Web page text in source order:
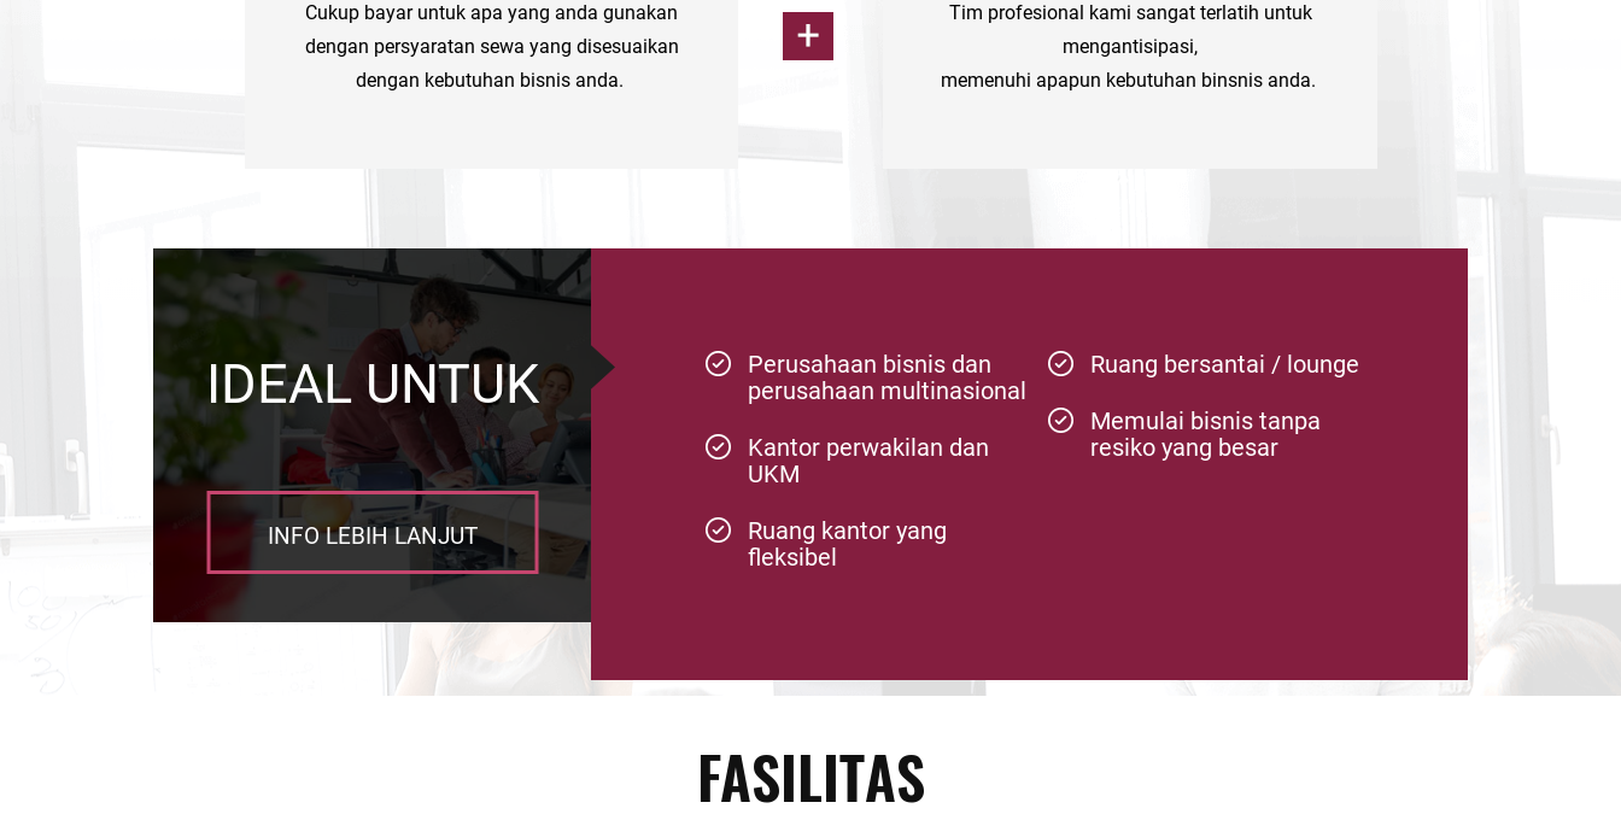
Cukup bayar untuk apa yang anda gunakan
dengan persyaratan sewa yang disesuaikan
dengan kebutuhan bisnis anda.
Tim profesional kami sangat terlatih untuk
mengantisipasi,
memenuhi apapun kebutuhan binsnis anda.
IDEAL UNTUK
INFO LEBIH LANJUT
Perusahaan bisnis dan
perusahaan multinasional
Kantor perwakilan dan
UKM
Ruang kantor yang
fleksibel
Ruang bersantai / lounge
Memulai bisnis tanpa
resiko yang besar
FASILITAS